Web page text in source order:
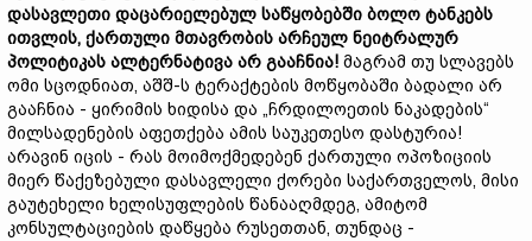
დასავლეთი დაცარიელებულ საწყობებში ბოლო ტანკებს
ითვლის, ქართული მთავრობის არჩეულ ნეიტრალურ
პოლიტიკას ალტერნატივა არ გააჩნია! მაგრამ თუ სლავებს
ომი სცოდნიათ, აშშ-ს ტერაქტების მოწყობაში ბადალი არ
გააჩნია - ყირიმის ხიდისა და „ჩრდილოეთის ნაკადების“
მილსადენების აფეთქება ამის საუკეთესო დასტურია!
არავინ იცის - რას მოიმოქმედებენ ქართული ოპოზიციის
მიერ წაქეზებული დასავლელი ქორები საქართველოს, მისი
გაუტეხელი ხელისუფლების წანააღმდეგ, ამიტომ
კონსულტაციების დაწყება რუსეთთან, თუნდაც -